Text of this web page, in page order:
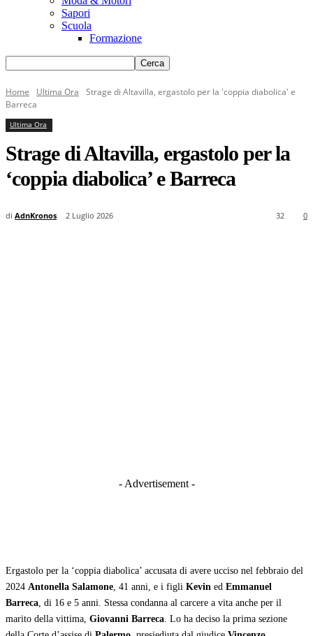
Sapori
Scuola
Formazione
Home Ultima Ora
Strage di Altavilla, ergastolo per la 'coppia diabolica' e
Barreca
Ultima Ora
Strage di Altavilla, ergastolo per la
‘coppia diabolica’ e Barreca
di AdnKronos 2 Luglio 2026 0
32
- Advertisement -
Ergastolo per la ‘coppia diabolica’ accusata di avere ucciso nel febbraio del
2024 Antonella Salamone, 41 anni, e i figli Kevin ed Emmanuel
Barreca, di 16 e 5 anni. Stessa condanna al carcere a vita anche per il
marito della vittima, Giovanni Barreca. Lo ha deciso la prima sezione